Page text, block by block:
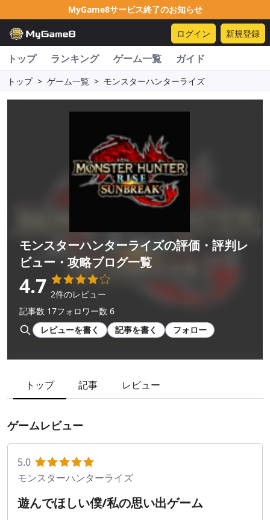
MyGame8サービス終了のお知らせ
ログイン 新規登録
トップ ランキング ゲーム一覧 ガイド
トップ > ゲーム一覧 > モンスターハンターライズ
モンスターハンターライズの評価・評判レ
ビュー・攻略ブログ一覧
4.7 2件のレビュー
記事数 17フォロワー数 6
レビューを書く
記事を書く フォロー
トップ 記事 レビュー
ゲームレビュー
5.0
モンスターハンターライズ
遊んでほしい僕/私の思い出ゲーム